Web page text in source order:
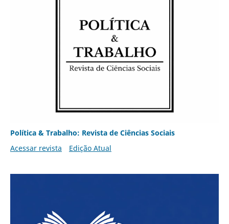
Política & Trabalho: Revista de Ciências Sociais
Acessar revista
Edição Atual